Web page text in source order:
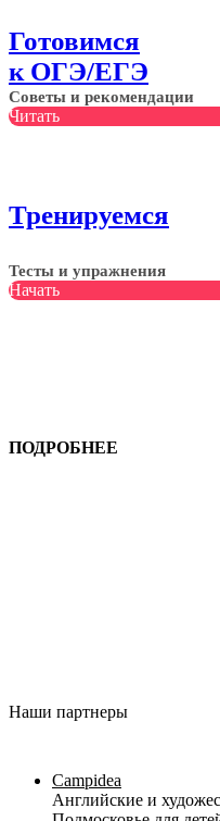
Готовимся
к ОГЭ/ЕГЭ
Советы и рекомендации
Читать
Тренируемся
Тесты и упражнения
Начать
ПОДРОБНЕЕ
Наши партнеры
Campidea
Английские и